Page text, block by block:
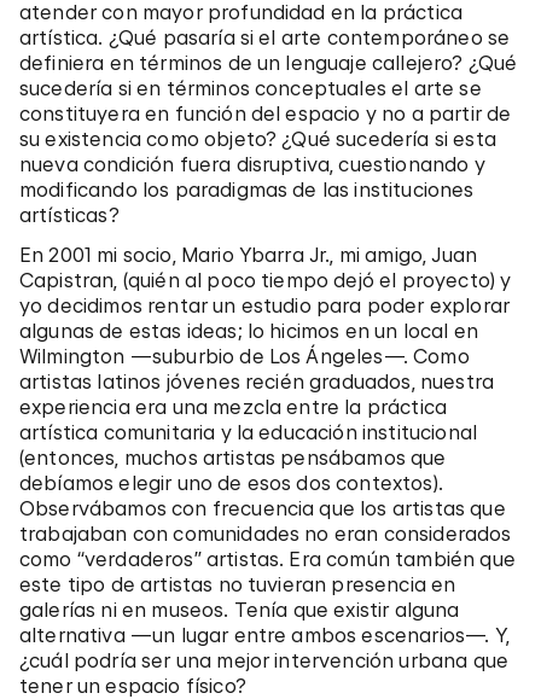
atender con mayor profundidad en la práctica
artística. ¿Qué pasaría si el arte contemporáneo se
definiera en términos de un lenguaje callejero? ¿Qué
sucedería si en términos conceptuales el arte se
constituyera en función del espacio y no a partir de
su existencia como objeto? ¿Qué sucedería si esta
nueva condición fuera disruptiva, cuestionando y
modificando los paradigmas de las instituciones
artísticas?
En 2001 mi socio, Mario Ybarra Jr., mi amigo, Juan
Capistran, (quién al poco tiempo dejó el proyecto) y
yo decidimos rentar un estudio para poder explorar
algunas de estas ideas; lo hicimos en un local en
Wilmington —suburbio de Los Ángeles—. Como
artistas latinos jóvenes recién graduados, nuestra
experiencia era una mezcla entre la práctica
artística comunitaria y la educación institucional
(entonces, muchos artistas pensábamos que
debíamos elegir uno de esos dos contextos).
Observábamos con frecuencia que los artistas que
trabajaban con comunidades no eran considerados
como “verdaderos” artistas. Era común también que
este tipo de artistas no tuvieran presencia en
galerías ni en museos. Tenía que existir alguna
alternativa —un lugar entre ambos escenarios—. Y,
¿cuál podría ser una mejor intervención urbana que
tener un espacio físico?